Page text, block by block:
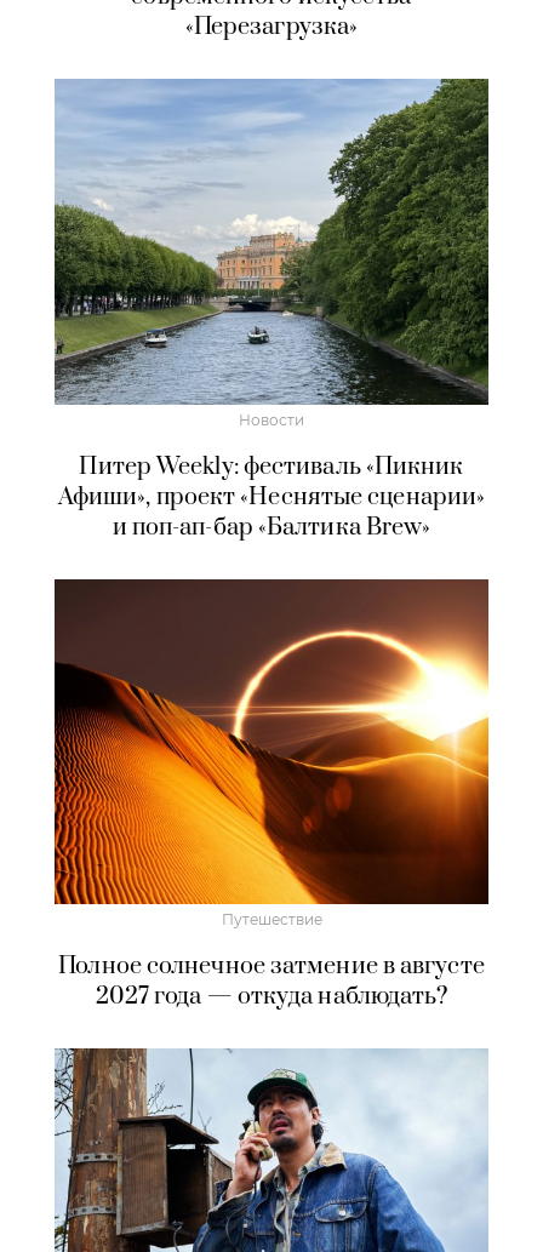
«Перезагрузка»
Новости
Питер Weekly: фестиваль «Пикник
Афиши», проект «Неснятые сценарии»
и поп-ап-бар «Балтика Brew»
Путешествие
Полное солнечное затмение в августе
2027 года — откуда наблюдать?